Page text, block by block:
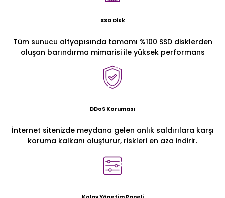
SSD Disk
Tüm sunucu altyapısında tamamı %100 SSD disklerden
oluşan barındırma mimarisi ile yüksek performans
DDoS Koruması
İnternet sitenizde meydana gelen anlık saldırılara karşı
koruma kalkanı oluşturur, riskleri en aza indirir.